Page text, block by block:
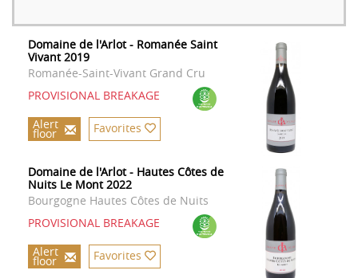
Domaine de l'Arlot - Romanée Saint
Vivant 2019
Romanée-Saint-Vivant Grand Cru
PROVISIONAL BREAKAGE
Alert
floor Favorites
Domaine de l'Arlot - Hautes Côtes de
Nuits Le Mont 2022
Bourgogne Hautes Côtes de Nuits
PROVISIONAL BREAKAGE
Alert
floor Favorites